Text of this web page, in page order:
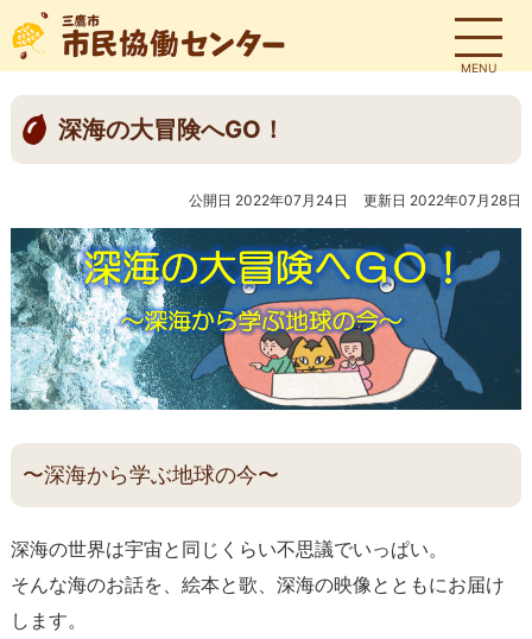
MENU
深海の大冒険へGO！
公開日 2022年07月24日 更新日 2022年07月28日
〜深海から学ぶ地球の今〜
深海の世界は宇宙と同じくらい不思議でいっぱい。
そんな海のお話を、絵本と歌、深海の映像とともにお届け
します。